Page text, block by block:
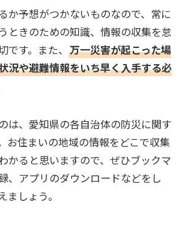
か予想がつかないものなので、常に
ときのための知識、情報の収集を怠
です。また、 万一災害が起こった場
況や避難情報をいち早く入手する必
は、愛知県の各自治体の防災に関す
お住まいの地域の情報をどこで収集
かると思いますので、ぜひブックマ
、アプリのダウンロードなどをし
ましょう。